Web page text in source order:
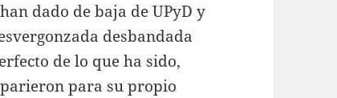
dado de baja de UPyD y
desbandada
de lo que ha sido,
para su propio